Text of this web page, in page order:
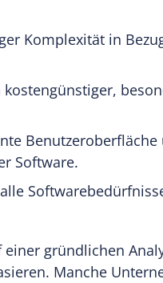
Komplexität in
Software.
gründlichen
Manche